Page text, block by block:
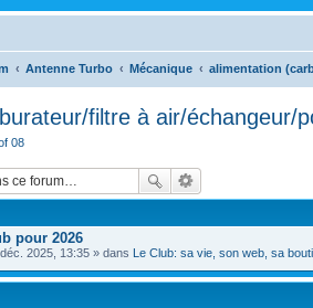
Antenne Turbo Mécanique alimentation
filtre à air/échangeur/
08
pour 2026
2025, 13:35 » dans Le Club: sa vie, son web, sa